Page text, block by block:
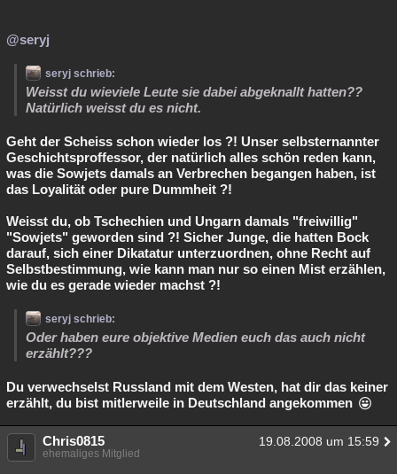
@seryj
seryj schrieb:
Weisst du wieviele Leute sie dabei abgeknallt hatten??
Natürlich weisst du es nicht.
Geht der Scheiss schon wieder los ?! Unser selbsternannter
Geschichtsproffessor, der natürlich alles schön reden kann,
was die Sowjets damals an Verbrechen begangen haben, ist
das Loyalität oder pure Dummheit ?!
Weisst du, ob Tschechien und Ungarn damals "freiwillig"
"Sowjets" geworden sind ?! Sicher Junge, die hatten Bock
darauf, sich einer Dikatatur unterzuordnen, ohne Recht auf
Selbstbestimmung, wie kann man nur so einen Mist erzählen,
wie du es gerade wieder machst ?!
seryj schrieb:
Oder haben eure objektive Medien euch das auch nicht
erzählt???
Du verwechselst Russland mit dem Westen, hat dir das keiner
erzählt, du bist mitlerweile in Deutschland angekommen
Chris0815 19.08.2008 um 15:59
ehemaliges Mitglied